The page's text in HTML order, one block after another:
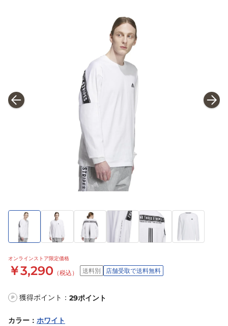
オンラインストア限定価格
￥3,290 （税込） 送料別 店舗受取で送料無料
P 獲得ポイント： 29ポイント
カラー ： ホワイト